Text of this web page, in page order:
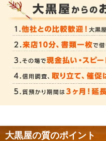
大黒屋の質のポイント